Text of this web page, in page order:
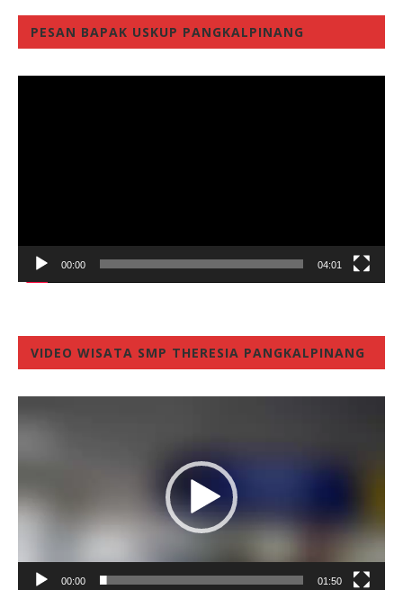
PESAN BAPAK USKUP PANGKALPINANG
00:00 04:01
VIDEO WISATA SMP THERESIA PANGKALPINANG
00:00 01:50